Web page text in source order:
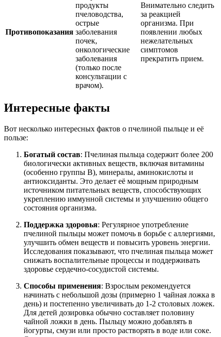
Противопоказания
продукты
пчеловодства,
острые
заболевания
почек,
онкологические
заболевания
(только после
консультации с
врачом).
Внимательно следить
за реакцией
организма. При
появлении любых
нежелательных
симптомов
прекратить прием.
Интересные факты
Вот несколько интересных фактов о пчелиной пыльце и её
пользе:
Богатый состав: Пчелиная пыльца содержит более 200
биологически активных веществ, включая витамины
(особенно группы B), минералы, аминокислоты и
антиоксиданты. Это делает её мощным природным
источником питательных веществ, способствующих
укреплению иммунной системы и улучшению общего
состояния организма.
Поддержка здоровья: Регулярное употребление
пчелиной пыльцы может помочь в борьбе с аллергиями,
улучшить обмен веществ и повысить уровень энергии.
Исследования показывают, что пчелиная пыльца может
снижать воспалительные процессы и поддерживать
здоровье сердечно-сосудистой системы.
Способы применения: Взрослым рекомендуется
начинать с небольшой дозы (примерно 1 чайная ложка в
день) и постепенно увеличивать до 1-2 столовых ложек.
Для детей дозировка обычно составляет половину
чайной ложки в день. Пыльцу можно добавлять в
йогурты, смузи или просто растворять в воде или соке.